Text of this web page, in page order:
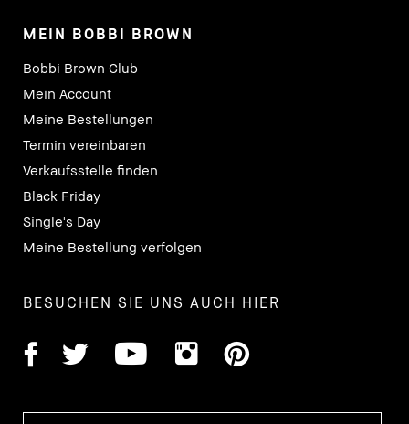
MEIN BOBBI BROWN
Bobbi Brown Club
Mein Account
Meine Bestellungen
Termin vereinbaren
Verkaufsstelle finden
Black Friday
Single's Day
Meine Bestellung verfolgen
BESUCHEN SIE UNS AUCH HIER